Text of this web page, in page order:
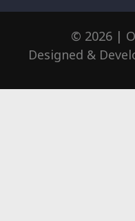
© 2026 |
Designed &